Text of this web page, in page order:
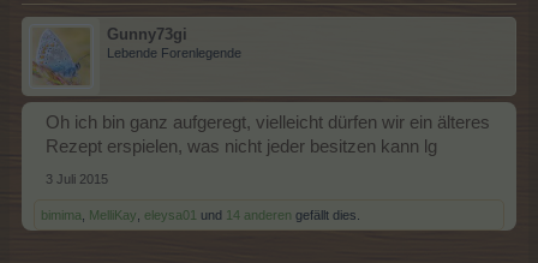
Gunny73gi
Lebende Forenlegende
Oh ich bin ganz aufgeregt, vielleicht dürfen wir ein älteres
Rezept erspielen, was nicht jeder besitzen kann lg
3 Juli 2015
bimima MelliKay eleysa01 und 14 anderen gefällt dies.